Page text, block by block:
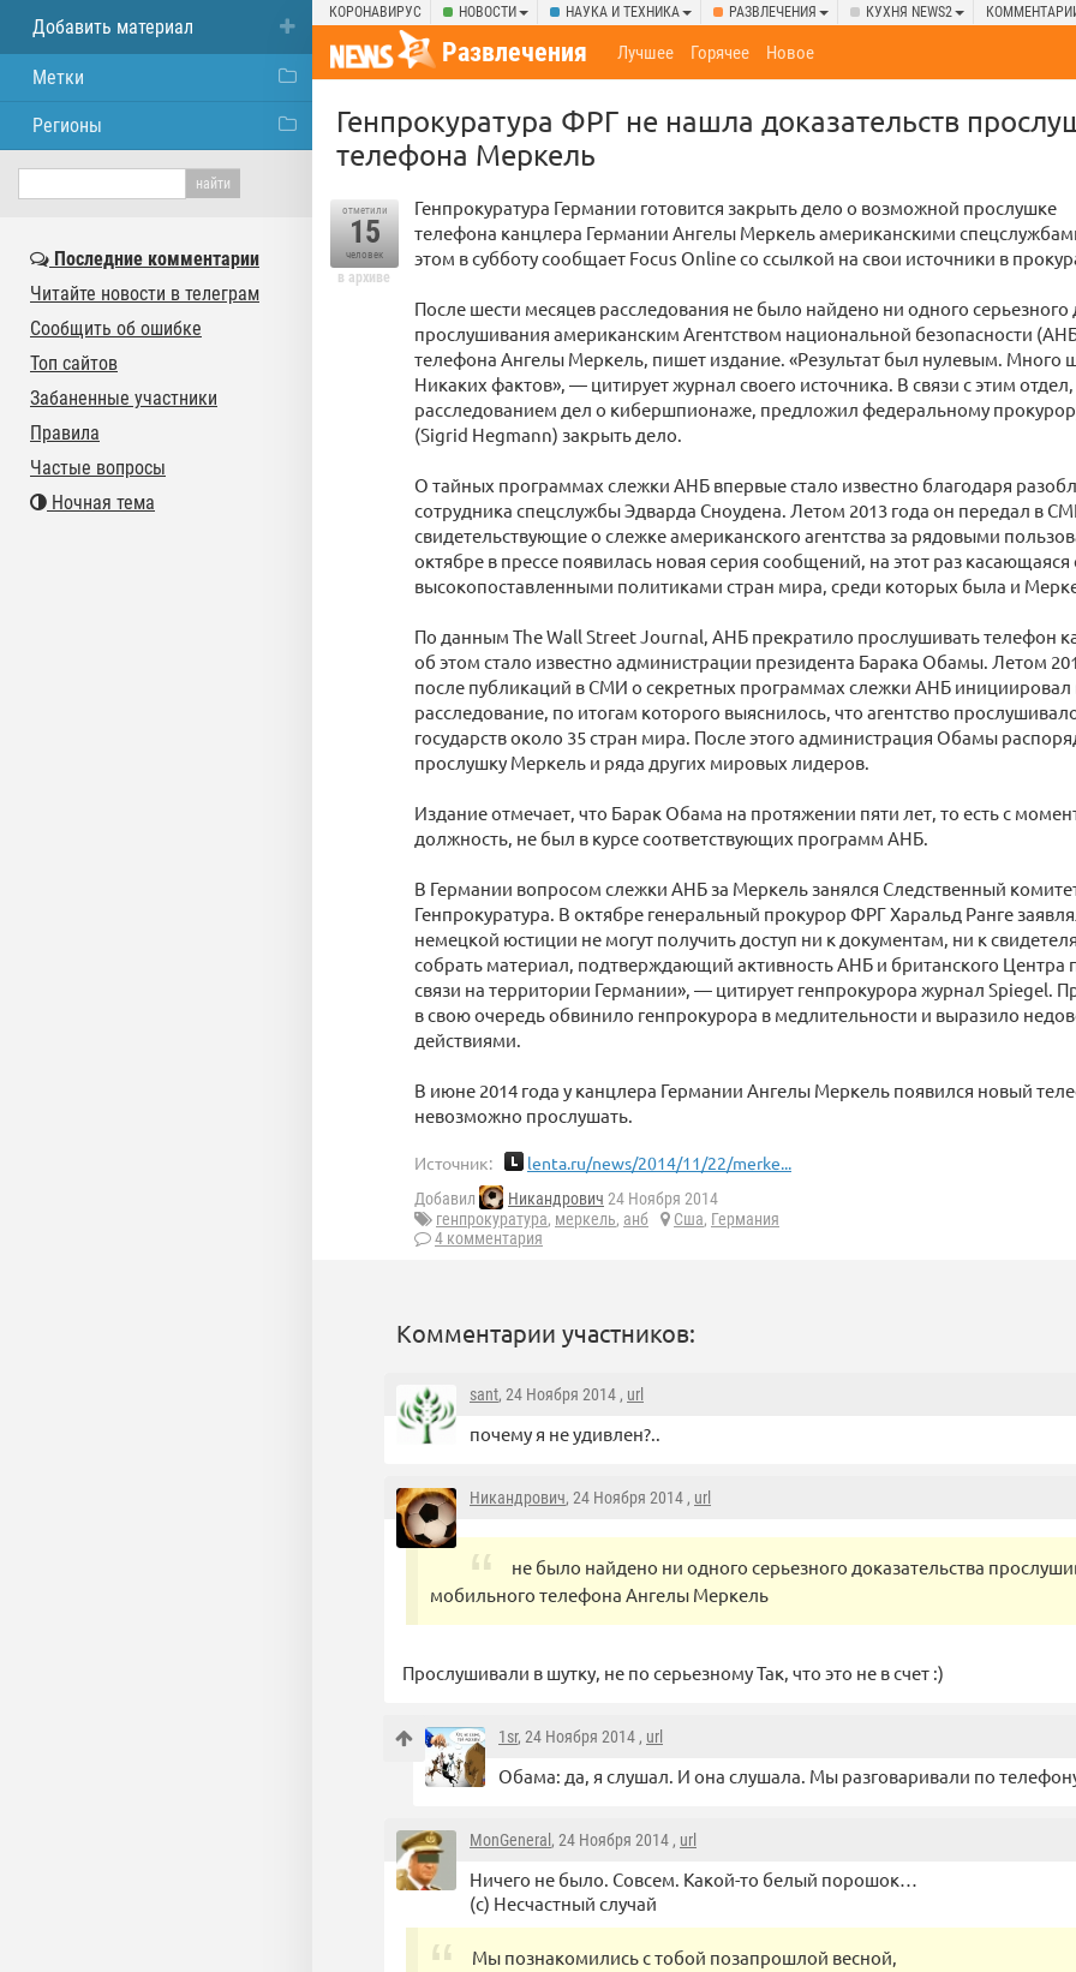
КОРОНАВИРУС НОВОСТИ НАУКА И ТЕХНИКА РАЗВЛЕЧЕНИЯ КУХНЯ NEWS2
Развлечения Лучшее Горячее Новое
Генпрокуратура ФРГ не нашла доказательств
телефона Меркель
отметили
15
человек
в архиве
Генпрокуратура Германии готовится закрыть дело о возможной прослушке
телефона канцлера Германии Ангелы Меркель американскими
этом в субботу сообщает Focus Online со ссылкой на свои источники в
После шести месяцев расследования не было найдено ни одного серьезного
прослушивания американским Агентством национальной безопасности
телефона Ангелы Меркель, пишет издание. «Результат был нулевым. Много
Никаких фактов», — цитирует журнал своего источника. В связи с этим
расследованием дел о кибершпионаже, предложил федеральному
(Sigrid Hegmann) закрыть дело.
О тайных программах слежки АНБ впервые стало известно благодаря
сотрудника спецслужбы Эдварда Сноудена. Летом 2013 года он передал в
свидетельствующие о слежке американского агентства за рядовыми
октябре в прессе появилась новая серия сообщений, на этот раз
высокопоставленными политиками стран мира, среди которых была и
По данным The Wall Street Journal, АНБ прекратило прослушивать телефон
об этом стало известно администрации президента Барака Обамы. Летом
после публикаций в СМИ о секретных программах слежки АНБ инициировал
расследование, по итогам которого выяснилось, что агентство
государств около 35 стран мира. После этого администрация Обамы
прослушку Меркель и ряда других мировых лидеров.
Издание отмечает, что Барак Обама на протяжении пяти лет, то есть с
должность, не был в курсе соответствующих программ АНБ.
В Германии вопросом слежки АНБ за Меркель занялся Следственный
Генпрокуратура. В октябре генеральный прокурор ФРГ Харальд Ранге
немецкой юстиции не могут получить доступ ни к документам, ни к
собрать материал, подтверждающий активность АНБ и британского Центра
связи на территории Германии», — цитирует генпрокурора журнал Spiegel.
в свою очередь обвинило генпрокурора в медлительности и выразило
действиями.
В июне 2014 года у канцлера Германии Ангелы Меркель появился новый
невозможно прослушать.
Источник: lenta.ru/news/2014/11/22/merke...
Добавил Никандрович 24 Ноября 2014
генпрокуратура, меркель, анб Сша, Германия
4 комментария
Комментарии участников:
sant, 24 Ноября 2014 , url
почему я не удивлен?..
Никандрович, 24 Ноября 2014 , url
не было найдено ни одного серьезного доказательства
мобильного телефона Ангелы Меркель
Прослушивали в шутку, не по серьезному Так, что это не в счет :)
1sr, 24 Ноября 2014 , url
Обама: да, я слушал. И она слушала. Мы разговаривали по
MonGeneral , 24 Ноября 2014 , url
Ничего не было. Совсем. Какой-то белый порошок…
(с) Несчастный случай
Мы познакомились с тобой позапрошлой весной,
Добавить материал
Метки
Регионы
Последние комментарии
Читайте новости в телеграм
Сообщить об ошибке
Топ сайтов
Забаненные участники
Правила
Частые вопросы
Ночная тема